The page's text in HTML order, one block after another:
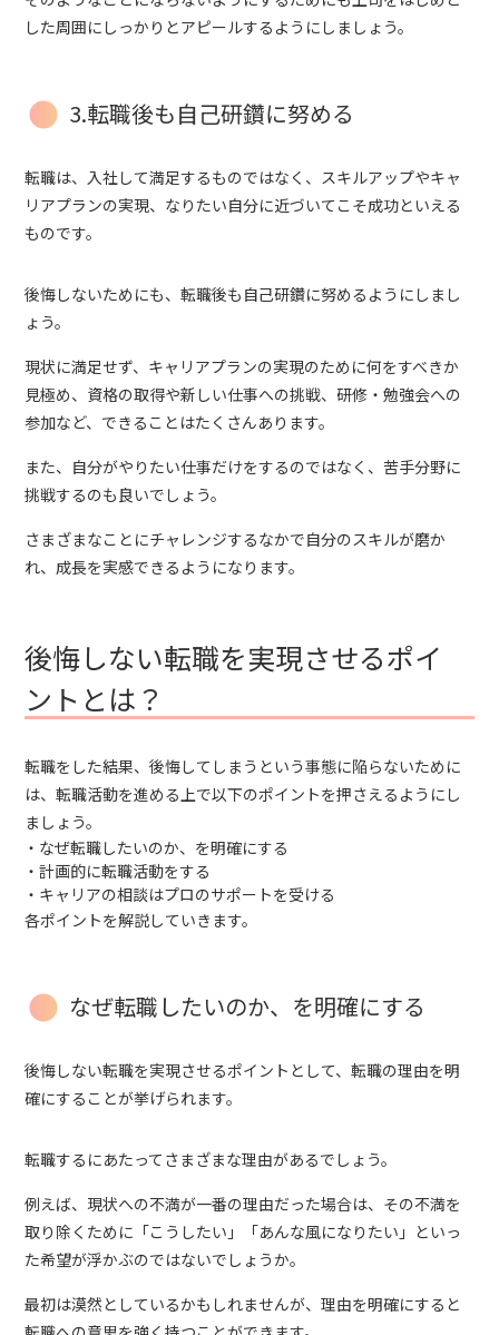
した周囲にしっかりとアピールするようにしましょう。
3.転職後も自己研鑽に努める
転職は、入社して満足するものではなく、スキルアップやキャ
リアプランの実現、なりたい自分に近づいてこそ成功といえる
ものです。
後悔しないためにも、転職後も自己研鑽に努めるようにしまし
ょう。
現状に満足せず、キャリアプランの実現のために何をすべきか
見極め、資格の取得や新しい仕事への挑戦、研修・勉強会への
参加など、できることはたくさんあります。
また、自分がやりたい仕事だけをするのではなく、苦手分野に
挑戦するのも良いでしょう。
さまざまなことにチャレンジするなかで自分のスキルが磨か
れ、成長を実感できるようになります。
後悔しない転職を実現させるポイ
ントとは？
転職をした結果、後悔してしまうという事態に陥らないために
は、転職活動を進める上で以下のポイントを押さえるようにし
ましょう。
なぜ転職したいのか、を明確にする
計画的に転職活動をする
キャリアの相談はプロのサポートを受ける
各ポイントを解説していきます。
なぜ転職したいのか、を明確にする
後悔しない転職を実現させるポイントとして、転職の理由を明
確にすることが挙げられます。
転職するにあたってさまざまな理由があるでしょう。
例えば、現状への不満が一番の理由だった場合は、その不満を
取り除くために「こうしたい」「あんな風になりたい」といっ
た希望が浮かぶのではないでしょうか。
最初は漠然としているかもしれませんが、理由を明確にすると